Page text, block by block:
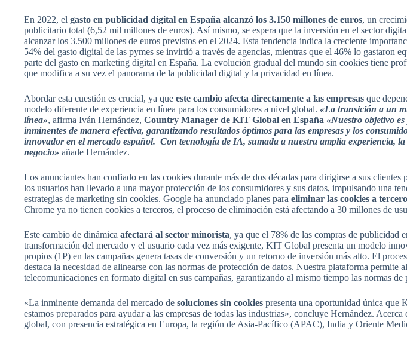
En 2022, el gasto en publicidad digital en España alcanzó los 3.150 millones de euros, un
publicitario total (6,52 mil millones de euros). Así mismo, se espera que la inversión en el sector
alcanzar los 3.500 millones de euros previstos en el 2024. Esta tendencia indica la creciente
54% del gasto digital de las pymes se invirtió a través de agencias, mientras que el 46% lo gastaron
parte del gasto en marketing digital en España. La evolución gradual del mundo sin cookies tiene
que modifica a su vez el panorama de la publicidad digital y la privacidad en línea.
Abordar esta cuestión es crucial, ya que este cambio afecta directamente a las empresas que
modelo diferente de experiencia en línea para los consumidores a nivel global. «La transición a un
línea», afirma Iván Hernández, Country Manager de KIT Global en España «Nuestro objetivo
inminentes de manera efectiva, garantizando resultados óptimos para las empresas y los
innovador en el mercado español. Con tecnología de IA, sumada a nuestra amplia experiencia,
negocio» añade Hernández.
Los anunciantes han confiado en las cookies durante más de dos décadas para dirigirse a sus
los usuarios han llevado a una mayor protección de los consumidores y sus datos, impulsando una
estrategias de marketing sin cookies. Google ha anunciado planes para eliminar las cookies a
Chrome ya no tienen cookies a terceros, el proceso de eliminación está afectando a 30 millones de
Este cambio de dinámica afectará al sector minorista, ya que el 78% de las compras de publicidad
transformación del mercado y el usuario cada vez más exigente, KIT Global presenta un modelo
propios (1P) en las campañas genera tasas de conversión y un retorno de inversión más alto. El
destaca la necesidad de alinearse con las normas de protección de datos. Nuestra plataforma
telecomunicaciones en formato digital en sus campañas, garantizando al mismo tiempo las normas de
«La inminente demanda del mercado de soluciones sin cookies presenta una oportunidad única que
estamos preparados para ayudar a las empresas de todas las industrias», concluye Hernández.
global, con presencia estratégica en Europa, la región de Asia-Pacífico (APAC), India y Oriente